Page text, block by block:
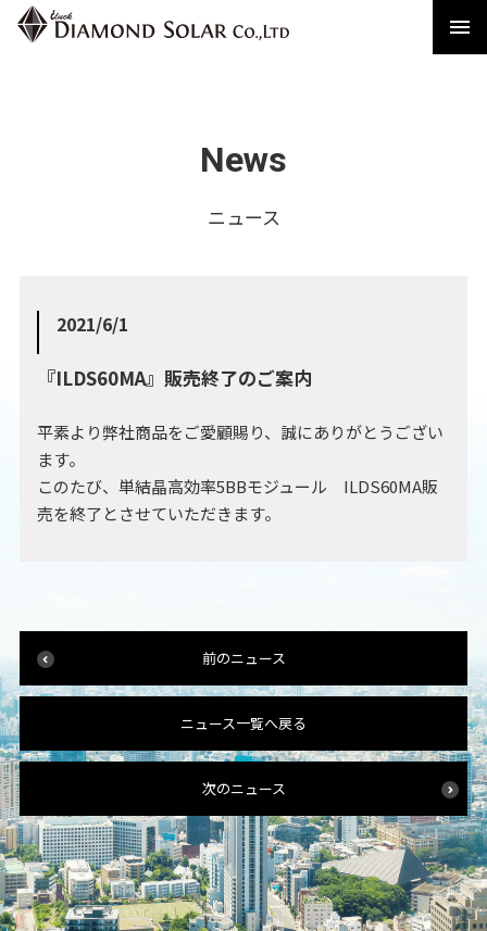
メ
News
2021/6/1
『ILDS60MA』販売終了のご案内
平素より弊社商品をご愛顧賜り、誠にありがとうござい
ます。
このたび、単結晶高効率5BBモジュール ILDS60MA販
売を終了とさせていただきます。
前のニュース
ニュース一覧へ戻る
次のニュース